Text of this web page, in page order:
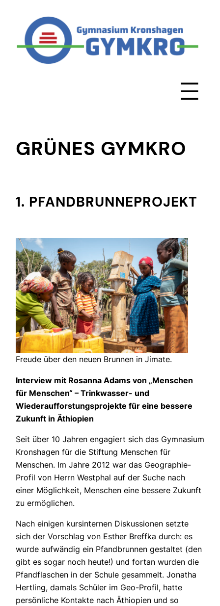
springen
GRÜNES GYMKRO
1. PFANDBRUNNEPROJEKT
Freude über den neuen Brunnen in Jimate.
Interview mit Rosanna Adams von „Menschen
für Menschen“ – Trinkwasser- und
Wiederaufforstungsprojekte für eine bessere
Zukunft in Äthiopien
Seit über 10 Jahren engagiert sich das Gymnasium
Kronshagen für die Stiftung Menschen für
Menschen. Im Jahre 2012 war das Geographie-
Profil von Herrn Westphal auf der Suche nach
einer Möglichkeit, Menschen eine bessere Zukunft
zu ermöglichen.
Nach einigen kursinternen Diskussionen setzte
sich der Vorschlag von Esther Breffka durch: es
wurde aufwändig ein Pfandbrunnen gestaltet (den
gibt es sogar noch heute!) und fortan wurden die
Pfandflaschen in der Schule gesammelt. Jonatha
Hertling, damals Schüler im Geo-Profil, hatte
persönliche Kontakte nach Äthiopien und so